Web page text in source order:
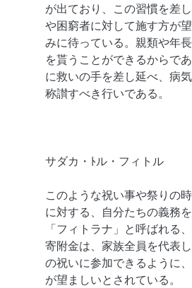
が出ており、この習慣を差
や困窮者に対して施す方が
みに待っている。親類や年
を貰うことができるからで
に救いの手を差し延べ、病
称讃すべき行いである。
サダカ・ﾄル・フィトル
このような祝い事や祭りの
に対する、自分たちの義務
「フィトラナ」と呼ばれる
寄附金は、家族全員を代表
の祝いに参加できるように
が望ましいとされている。